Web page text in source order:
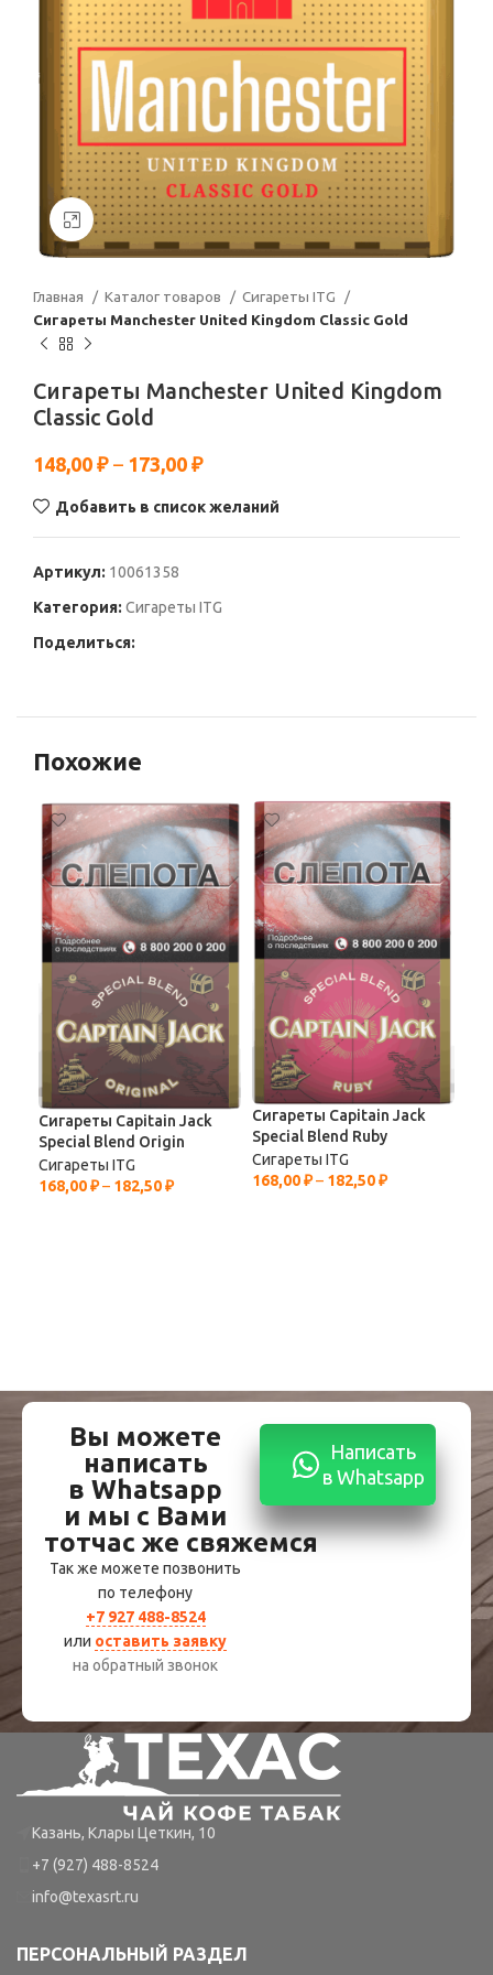
Нажмите, чтобы увеличить
Главная Каталог товаров
Сигареты ITG
Сигареты Manchester United Kingdom Classic Gold
Сигареты Manchester United Kingdom
Classic Gold
148,00 ₽ – 173,00 ₽
Добавить в список желаний
Артикул: 10061358
Категория: Сигареты ITG
Поделиться:
Похожие
Сигареты Capitain Jack
Special Blend Origin
Сигареты ITG
168,00₽– 182,50₽
Сигареты Capitain Jack
Special Blend Ruby
Сигареты ITG
168,00₽– 182,50₽
Вы можете
написать
в Whatsapp
и мы с Вами
тотчас же свяжемся
Так же можете позвонить
по телефону
+7 927 488-8524
или оставить заявку
на обратный звонок
Написать
в Whatsapp
Казань, Клары Цеткин, 10
+7 (927) 488-8524
info@texasrt.ru
ПЕРСОНАЛЬНЫЙ РАЗДЕЛ